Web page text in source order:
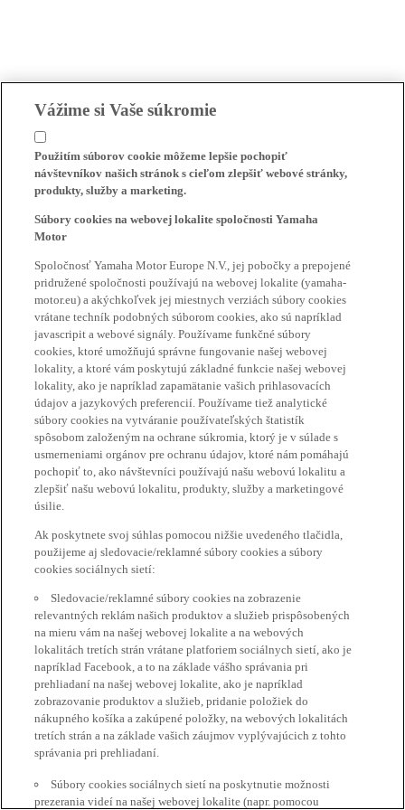
Vážime si Vaše súkromie
Použitím súborov cookie môžeme lepšie pochopiť
návštevníkov našich stránok s cieľom zlepšiť webové stránky,
produkty, služby a marketing.
Súbory cookies na webovej lokalite spoločnosti Yamaha
Motor
Spoločnosť Yamaha Motor Europe N.V., jej pobočky a prepojené
pridružené spoločnosti používajú na webovej lokalite (yamaha-
motor.eu) a akýchkoľvek jej miestnych verziách súbory cookies
vrátane techník podobných súborom cookies, ako sú napríklad
javascripit a webové signály. Používame funkčné súbory
cookies, ktoré umožňujú správne fungovanie našej webovej
lokality, a ktoré vám poskytujú základné funkcie našej webovej
lokality, ako je napríklad zapamätanie vašich prihlasovacích
údajov a jazykových preferencií. Používame tiež analytické
súbory cookies na vytváranie používateľských štatistík
spôsobom založeným na ochrane súkromia, ktorý je v súlade s
usmerneniami orgánov pre ochranu údajov, ktoré nám pomáhajú
pochopiť to, ako návštevníci používajú našu webovú lokalitu a
zlepšiť našu webovú lokalitu, produkty, služby a marketingové
úsilie.
Ak poskytnete svoj súhlas pomocou nižšie uvedeného tlačidla,
použijeme aj sledovacie/reklamné súbory cookies a súbory
cookies sociálnych sietí:
Sledovacie/reklamné súbory cookies na zobrazenie
relevantných reklám našich produktov a služieb prispôsobených
na mieru vám na našej webovej lokalite a na webových
lokalitách tretích strán vrátane platforiem sociálnych sietí, ako je
napríklad Facebook, a to na základe vášho správania pri
prehliadaní na našej webovej lokalite, ako je napríklad
zobrazovanie produktov a služieb, pridanie položiek do
nákupného košíka a zakúpené položky, na webových lokalitách
tretích strán a na základe vašich záujmov vyplývajúcich z tohto
správania pri prehliadaní.
Súbory cookies sociálnych sietí na poskytnutie možnosti
prezerania videí na našej webovej lokalite (napr. pomocou